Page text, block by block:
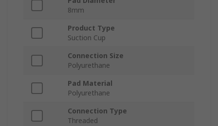
8mm
Product Type
Suction Cup
Connection Size
Polyurethane
Pad Material
Polyurethane
Connection Type
Threaded